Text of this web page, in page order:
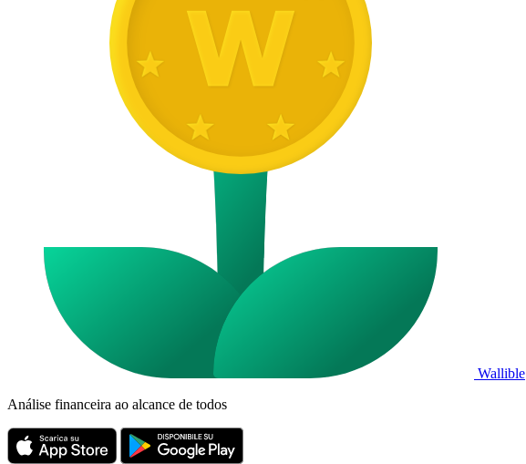
Wallible
Análise financeira ao alcance de todos